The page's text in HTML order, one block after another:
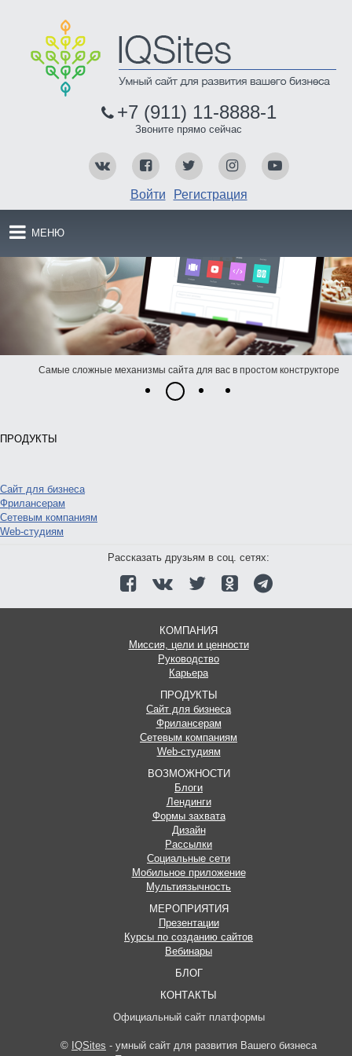
+7 (911) 11-8888-1
Звоните прямо сейчас
Войти Регистрация
МЕНЮ
Самые сложные механизмы сайта для вас в простом конструкторе
ПРОДУКТЫ
Сайт для бизнеса
Фрилансерам
Сетевым компаниям
Web-студиям
Рассказать друзьям в соц. сетях:
КОМПАНИЯ
Миссия, цели и ценности
Руководство
Карьера
ПРОДУКТЫ
Сайт для бизнеса
Фрилансерам
Сетевым компаниям
Web-студиям
ВОЗМОЖНОСТИ
Блоги
Лендинги
Формы захвата
Дизайн
Рассылки
Социальные сети
Мобильное приложение
Мультиязычность
МЕРОПРИЯТИЯ
Презентации
Курсы по созданию сайтов
Вебинары
БЛОГ
КОНТАКТЫ
Официальный сайт платформы
© IQSites - умный сайт для развития Вашего бизнеса